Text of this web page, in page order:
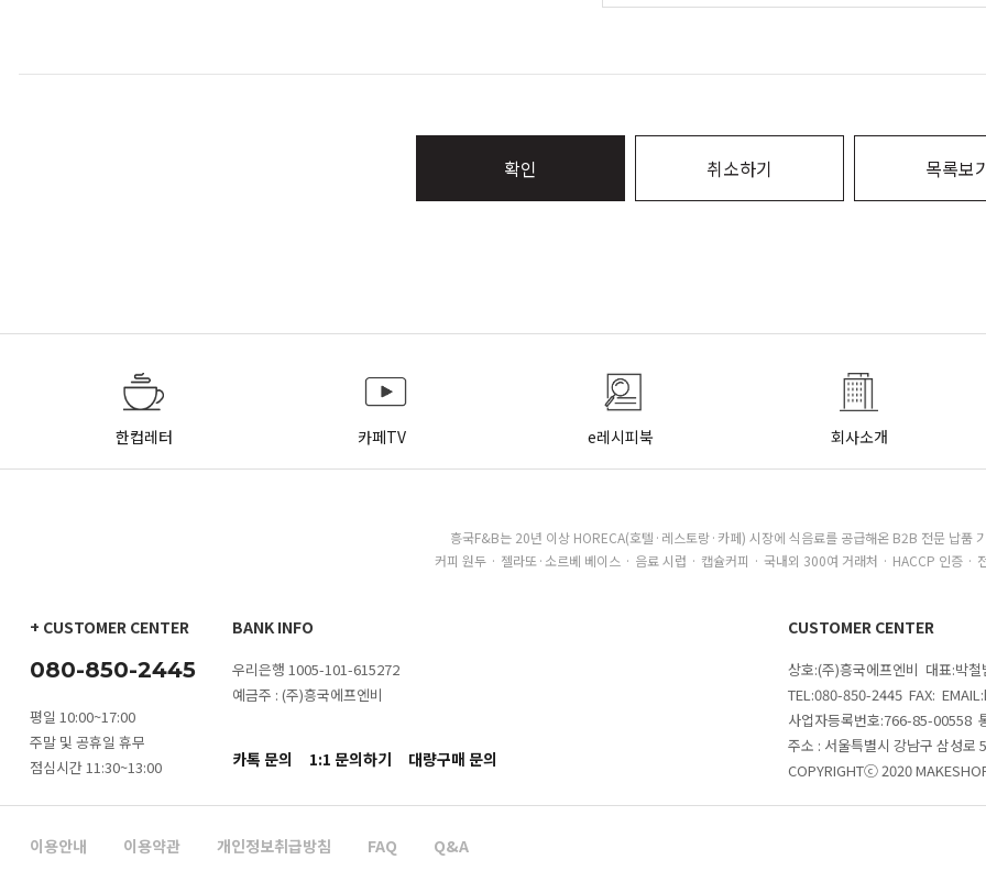
확인 취소하기 목록보
한컵레터 카페TV e레시피북 회사소개
흥국F&B는 20년 이상 HORECA(호텔·레스토랑·카페) 시장에 식음료를 공급해온 B2B 전문 납품
커피 원두 · 젤라또·소르베 베이스 · 음료 시럽 · 캡슐커피 · 국내외 300여 거래처 · HACCP 인증 ·
+ CUSTOMER CENTER
080-850-2445
평일 10:00~17:00
주말 및 공휴일 휴무
점심시간 11:30~13:00
BANK INFO
우리은행 1005-101-615272
예금주 : (주)흥국에프엔비
카톡 문의 1:1 문의하기 대량구매 문의
CUSTOMER CENTER
상호:(주)흥국에프엔비 대표:박
TEL:080-850-2445 FAX:
사업자등록번호:766-85-00558
주소 : 서울특별시 강남구 삼성로
COPYRIGHTⓒ 2020
이용안내 이용약관 개인정보취급방침 FAQ Q&A